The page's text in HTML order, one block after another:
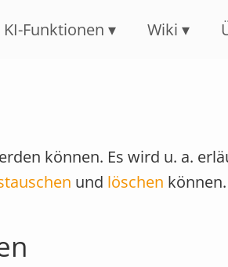
KI-Funktionen Wiki
können. Es wird u. a.
und löschen können.